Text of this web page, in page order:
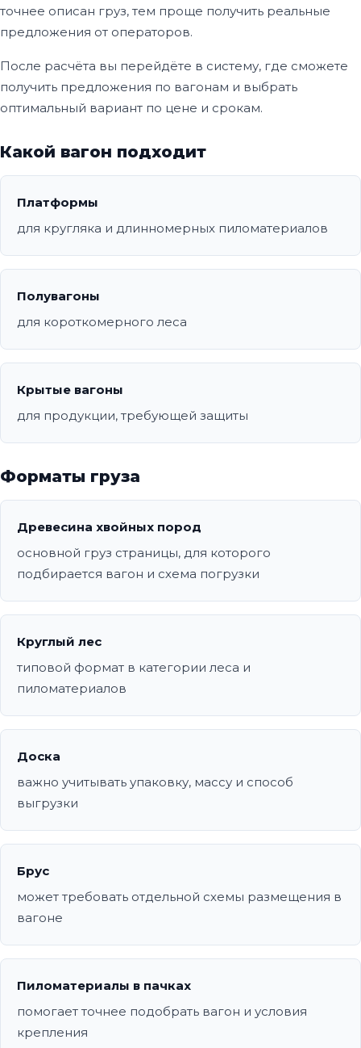
точнее описан груз, тем проще получить реальные
предложения от операторов.
После расчёта вы перейдёте в систему, где сможете
получить предложения по вагонам и выбрать
оптимальный вариант по цене и срокам.
Какой вагон подходит
Платформы
для кругляка и длинномерных пиломатериалов
Полувагоны
для короткомерного леса
Крытые вагоны
для продукции, требующей защиты
Форматы груза
Древесина хвойных пород
основной груз страницы, для которого
подбирается вагон и схема погрузки
Круглый лес
типовой формат в категории леса и
пиломатериалов
Доска
важно учитывать упаковку, массу и способ
выгрузки
Брус
может требовать отдельной схемы размещения в
вагоне
Пиломатериалы в пачках
помогает точнее подобрать вагон и условия
крепления